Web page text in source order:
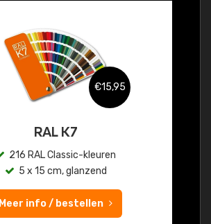
€15,95
RAL K7
216 RAL Classic-kleuren
5 x 15 cm, glanzend
Meer info / bestellen